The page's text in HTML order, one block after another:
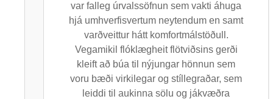
var falleg úrvalssöfnun sem vakti áhuga
hjá umhverfisvertum neytendum en samt
varðveittur hátt komfortmálstöðull.
Vegamikil flóklægheit flötviðsins gerði
kleift að búa til nýjungar hönnun sem
voru bæði virkilegar og stíllegraðar, sem
leiddi til aukinna sölu og jákvæðra